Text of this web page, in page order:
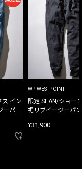
ス イン
パン
WP WESTPOINT
限定 SEAN/ショー
裾リブイージーパ
¥31,900